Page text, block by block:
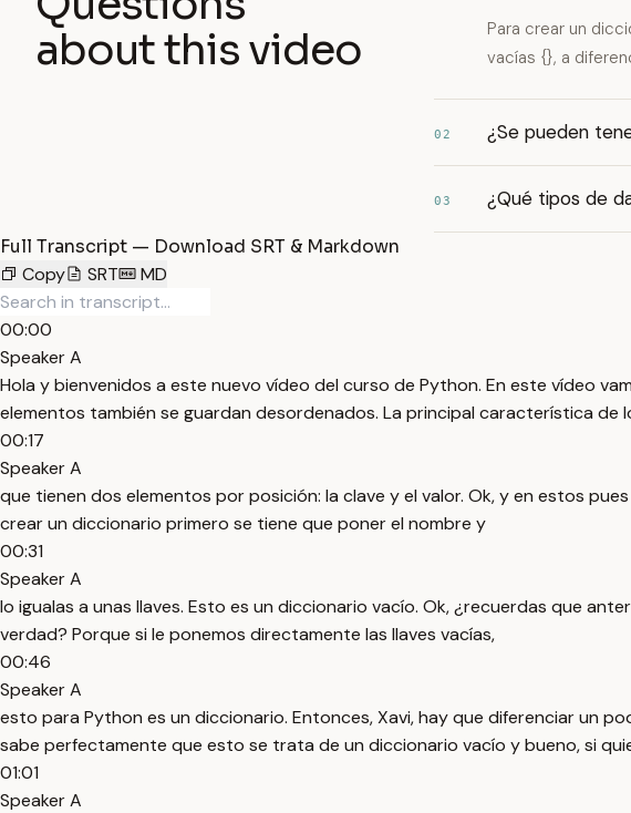
about this video
Para crear un
vacías {}, a
02 ¿Se pueden
03 ¿Qué tipos de
Full Transcript — Download SRT & Markdown
Copy
SRT MD
00:00
Speaker A
Hola y bienvenidos a este nuevo vídeo del curso de Python. En este vídeo
elementos también se guardan desordenados. La principal característica de
00:17
Speaker A
que tienen dos elementos por posición: la clave y el valor. Ok, y en estos
crear un diccionario primero se tiene que poner el nombre y
00:31
Speaker A
lo igualas a unas llaves. Esto es un diccionario vacío. Ok, ¿recuerdas que
verdad? Porque si le ponemos directamente las llaves vacías,
00:46
Speaker A
esto para Python es un diccionario. Entonces, Xavi, hay que diferenciar un
sabe perfectamente que esto se trata de un diccionario vacío y bueno, si
01:01
Speaker A